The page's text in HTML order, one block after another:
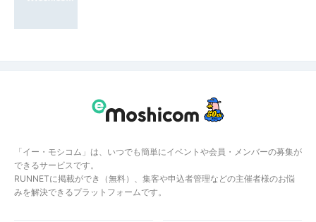
「イー・モシコム」は、いつでも簡単にイベントや会員・メンバーの募集が
できるサービスです。
RUNNETに掲載ができ（無料）、集客や申込者管理などの主催者様のお悩
みを解決できるプラットフォームです。